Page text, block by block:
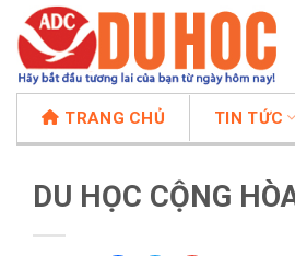
Chuyển
đến
nội
dung
TRANG CHỦ TIN TỨC
DU HỌC CỘNG